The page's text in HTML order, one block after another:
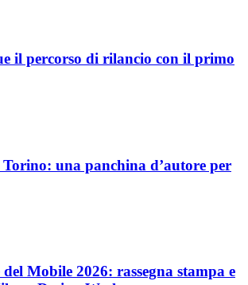
il percorso di rilancio con il primo
una panchina d’autore per
Mobile 2026: rassegna stampa e